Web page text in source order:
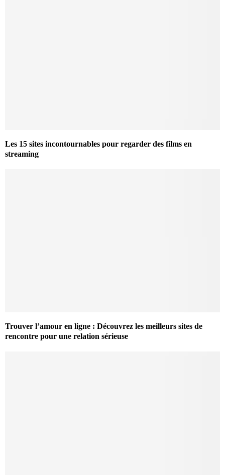
Les 15 sites incontournables pour regarder des films en
streaming
Trouver l’amour en ligne : Découvrez les meilleurs sites de
rencontre pour une relation sérieuse